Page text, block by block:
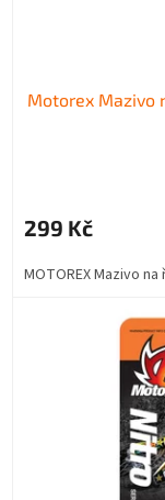
Motorex Mazivo
299 Kč
MOTOREX Mazivo na